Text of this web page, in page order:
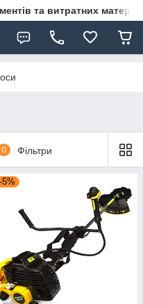
та витратних
0 Фільтри